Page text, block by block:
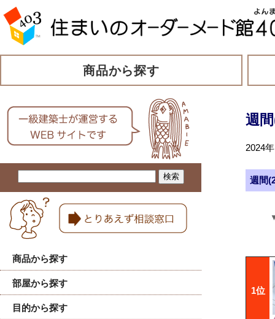
商品から探す
商品から探す
部屋から探す
目的から探す
週
2024
週間
1位